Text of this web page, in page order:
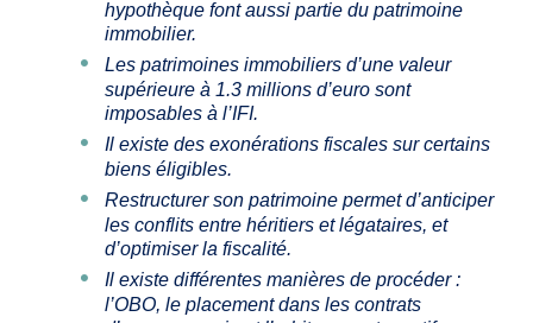
hypothèque font aussi partie du patrimoine
immobilier.
Les patrimoines immobiliers d’une valeur
supérieure à 1.3 millions d’euro sont
imposables à l’IFI.
Il existe des exonérations fiscales sur certains
biens éligibles.
Restructurer son patrimoine permet d’anticiper
les conflits entre héritiers et légataires, et
d’optimiser la fiscalité.
Il existe différentes manières de procéder :
l’OBO, le placement dans les contrats